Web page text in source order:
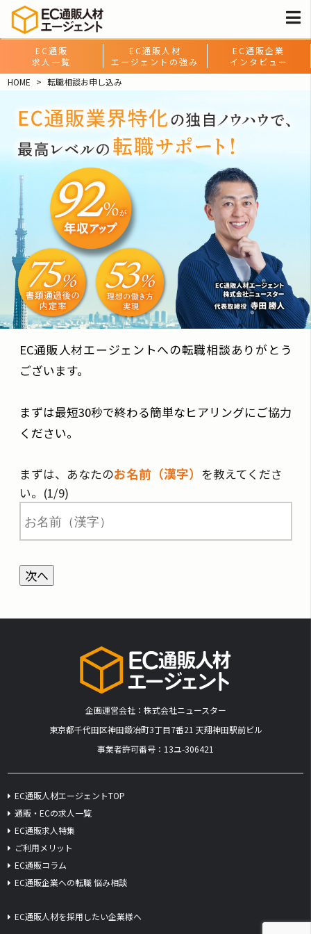
EC通販
求人一覧
EC通販人材
エージェントの強み
EC通販企業
インタビュー
HOME
転職相談お申し込み
EC通販人材エージェントへの転職相談ありがとう
ございます。
まずは最短30秒で終わる簡単なヒアリングにご協力
ください。
まずは、あなたのお名前（漢字） を教えてくださ
い。(1/9)
次へ
企画運営会社：株式会社ニュースター
​東京都千代田区神田鍛冶町3丁目7番21 天翔神田駅前ビル
事業者許可番号：13ユ-306421
EC通販人材エージェントTOP
通販・ECの求人一覧
EC通販求人特集
ご利用メリット
EC通販コラム
EC通販企業への転職 悩み相談
EC通販人材を採用したい企業様へ